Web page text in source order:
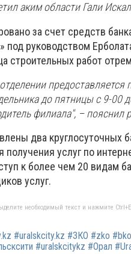
аким области Гали
за счет средств
под руководством
строительных работ
до пятницы с 9-00
филиала", –
два круглосуточных
получения услуг по
к более чем 20 видам
услуг.
необходимый текст и нажмите
#uralskcity.kz #ЗКО #zko
#uralskcitykz #Орал